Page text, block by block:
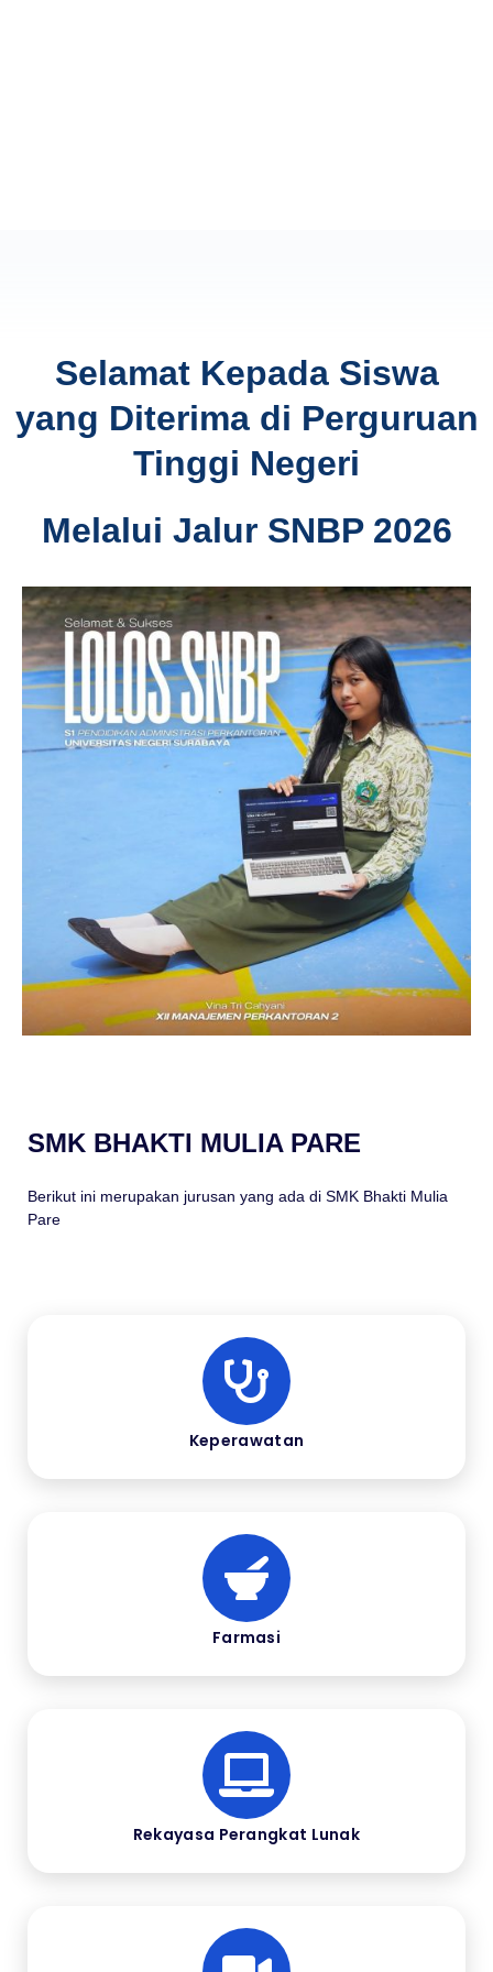
Selamat Kepada Siswa
yang Diterima di Perguruan
Tinggi Negeri
Melalui Jalur SNBP 2026
SMK BHAKTI MULIA PARE
Berikut ini merupakan jurusan yang ada di SMK Bhakti Mulia
Pare
Keperawatan
Farmasi
Rekayasa Perangkat Lunak